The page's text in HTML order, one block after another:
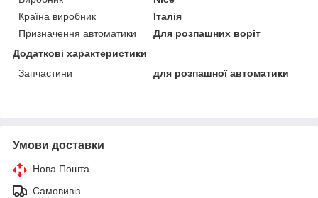
Країна виробник
Італія
Призначення автоматики
Для розпашних воріт
Додаткові характеристики
Запчастини
для розпашної автоматики
Умови доставки
Нова Пошта
Самовивіз